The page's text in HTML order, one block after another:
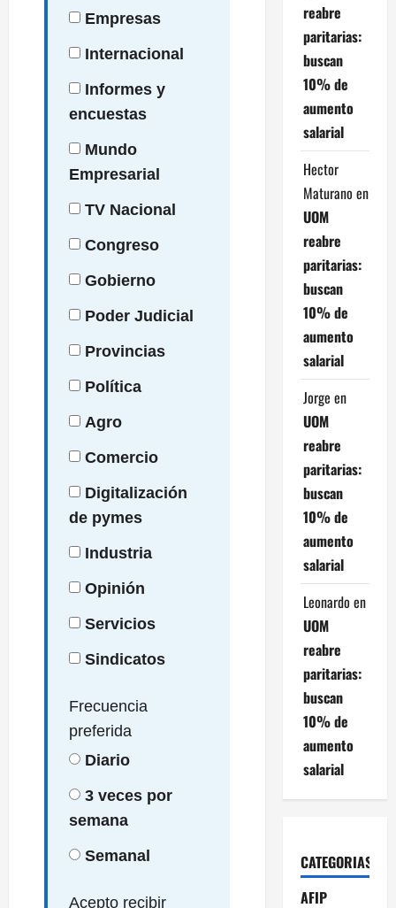
Empresas
Internacional
Informes y
encuestas
Mundo
Empresarial
TV Nacional
Congreso
Gobierno
Poder Judicial
Provincias
Política
Agro
Comercio
Digitalización
de pymes
Industria
Opinión
Servicios
Sindicatos
Frecuencia
preferida
Diario
3 veces por
semana
Semanal
Acepto recibir
reabre
paritarias:
buscan
10% de
aumento
salarial
Hector
Maturano en
UOM
reabre
paritarias:
buscan
10% de
aumento
salarial
Jorge en
UOM
reabre
paritarias:
buscan
10% de
aumento
salarial
Leonardo en
UOM
reabre
paritarias:
buscan
10% de
aumento
salarial
CATEGORIAS
AFIP